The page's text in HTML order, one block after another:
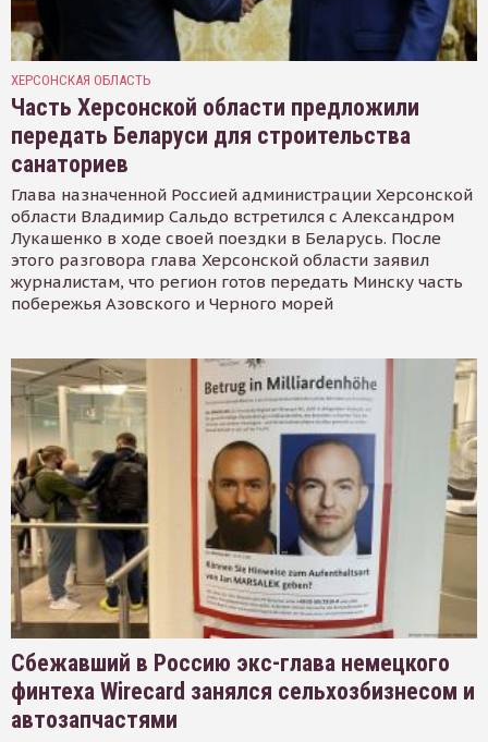
ХЕРСОНСКАЯ ОБЛАСТЬ
Часть Херсонской области предложили
передать Беларуси для строительства
санаториев
Глава назначенной Россией администрации Херсонской
области Владимир Сальдо встретился с Александром
Лукашенко в ходе своей поездки в Беларусь. После
этого разговора глава Херсонской области заявил
журналистам, что регион готов передать Минску часть
побережья Азовского и Черного морей
Сбежавший в Россию экс-глава немецкого
финтеха Wirecard занялся сельхозбизнесом и
автозапчастями